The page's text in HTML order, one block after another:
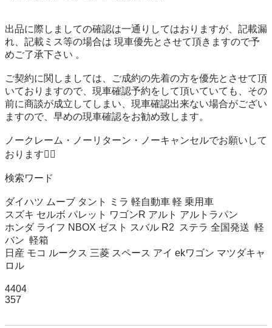
出品に際しましての確認は一通りしてはおりますが、記載漏
れ、記載ミス等の場合は 現車優先とさせて頂きますので予
めご了承下さい 。
ご契約に関しましては、ご成約の先着の方を優先とさせて頂
いておりますので、現車確認予約をして頂いていても、その
前に商談が成立してしまい、現車確認出来ない場合がござい
ますので、早めの現車確認をお勧め致します。
ノークレーム・ノーリターン・ノーキャンセルでお願いして
おります🙇‍♂️
検索ワード
ダイハツ ムーブ タント ミラ 軽自動車 軽 乗用車
スズキ セルボ パレット ワゴンR アルト アルトラパン
ホンダ ライフ NBOX ゼスト スバル R2  ステラ 全国発送  軽
バン  軽箱
日産 モコ ルークス 三菱 スペース アイ ekワゴン マツダキャ
ロル
4404
357